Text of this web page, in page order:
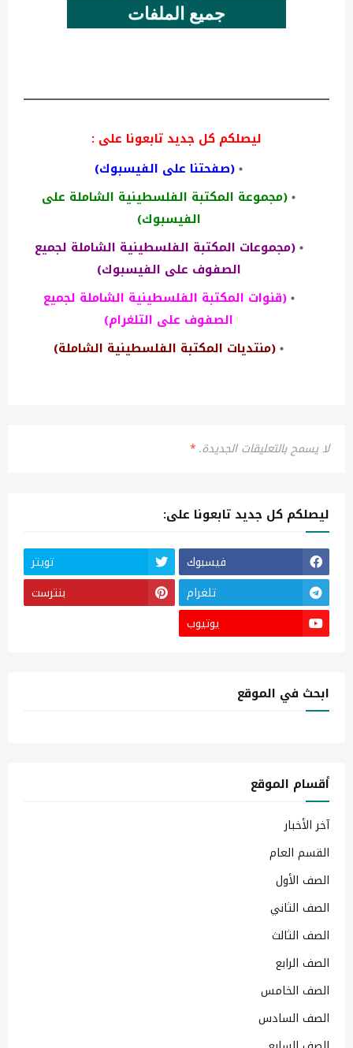
جميع الملفات
ليصلكم كل جديد تابعونا على :
(صفحتنا على الفيسبوك)
(مجموعة المكتبة الفلسطينية الشاملة على
الفيسبوك)
(مجموعات المكتبة الفلسطينية الشاملة لجميع
الصفوف على الفيسبوك)
(قنوات المكتبة الفلسطينية الشاملة لجميع
الصفوف على التلغرام)
(منتديات المكتبة الفلسطينية الشاملة)
لا يسمح بالتعليقات الجديدة.*
ليصلكم كل جديد تابعونا على:
فيسبوك
تويتر
تلغرام
بنترست
يوتيوب
ابحث في الموقع
أقسام الموقع
آخر الأخبار
القسم العام
الصف الأول
الصف الثاني
الصف الثالث
الصف الرابع
الصف الخامس
الصف السادس